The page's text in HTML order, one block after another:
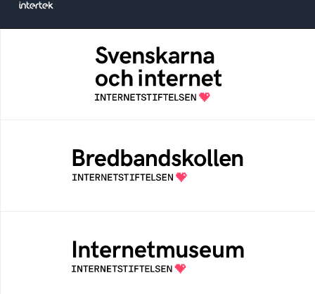
Svenskarna och internet
En årlig studie av svenska folkets
internetvanor
Bredbandskollen är ett oberoende
konsumentverktyg som drivs av
Internetstiftelsen
Ett digitalt museum som byggts, och kureras
av Internetstiftelsen